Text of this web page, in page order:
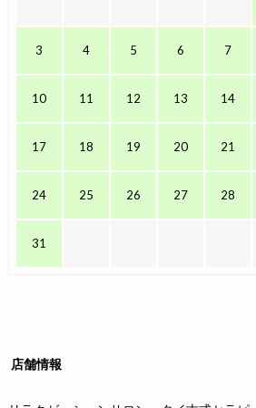
3 4 5 6 7
10 11 12 13 14
17 18 19 20 21
24 25 26 27 28
31
店舗情報